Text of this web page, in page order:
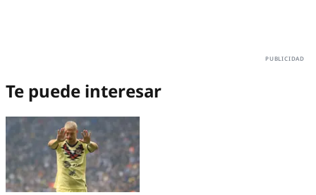
Te puede interesar